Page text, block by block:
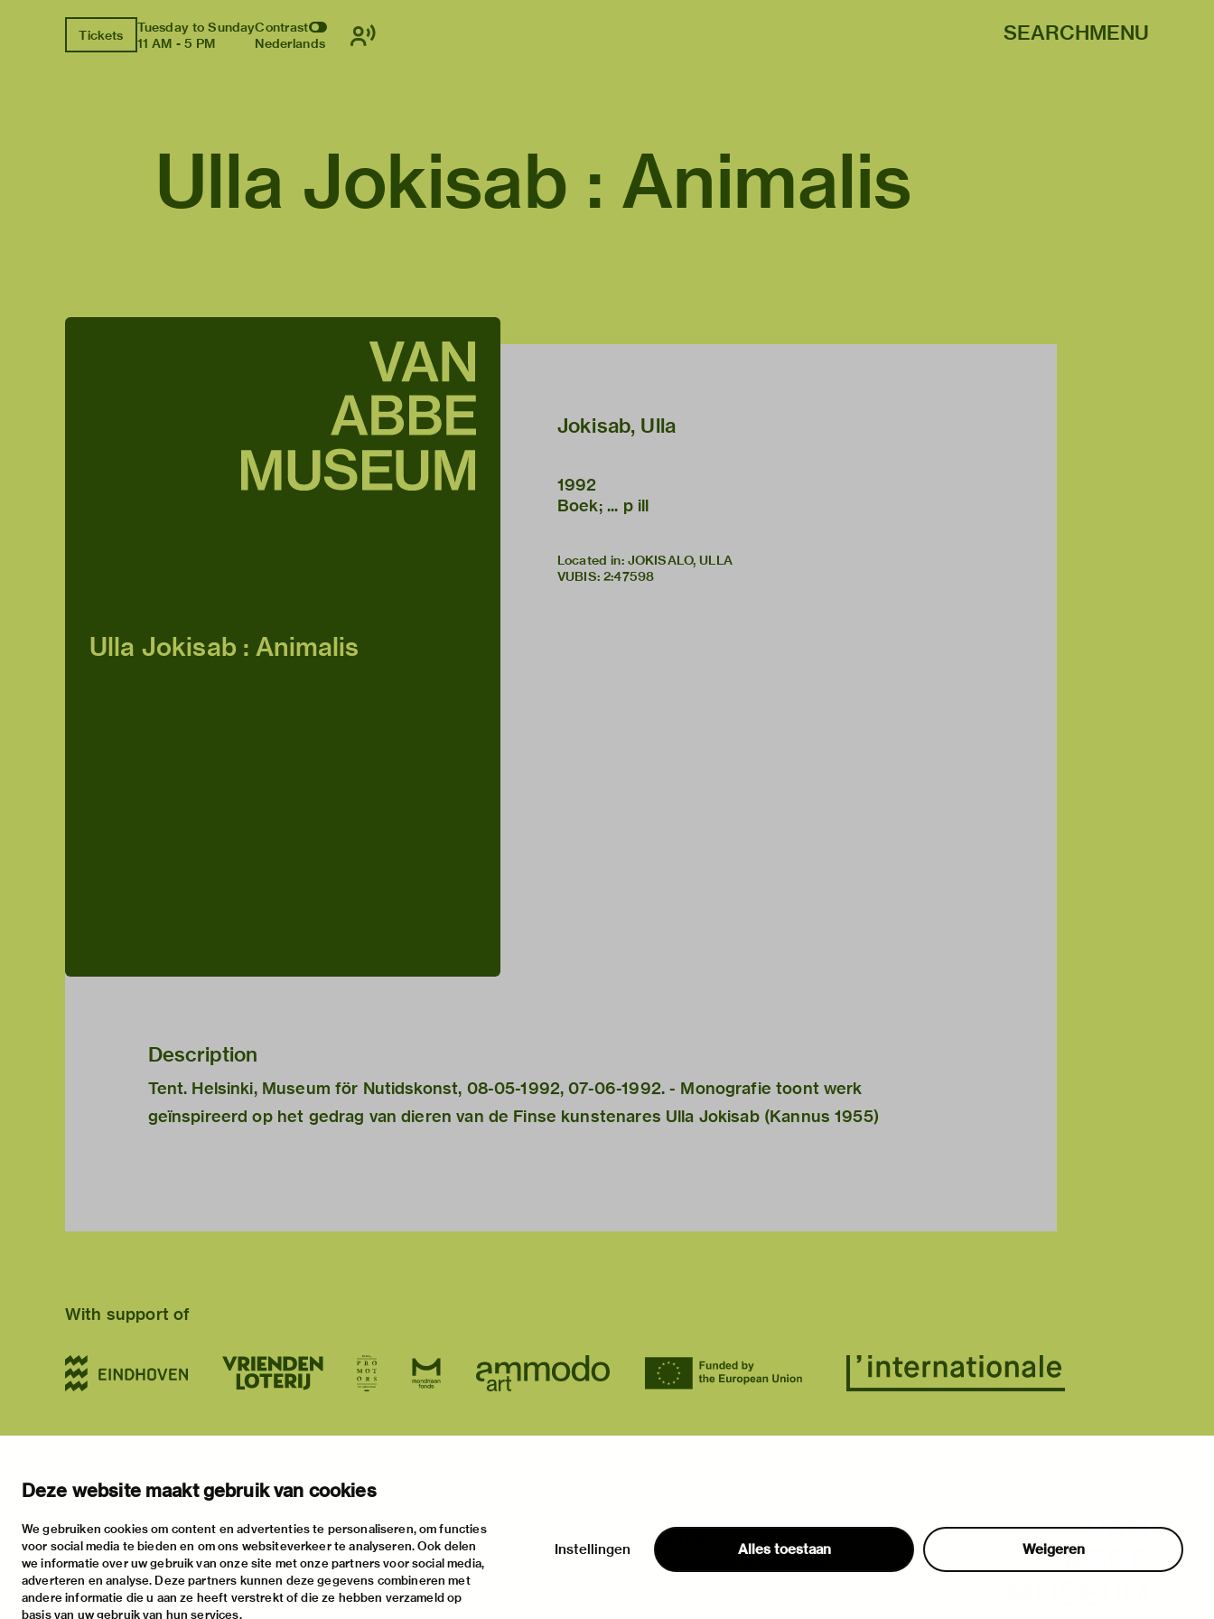
Deze website maakt gebruik van cookies
We gebruiken cookies om content en advertenties te personaliseren, om functies
voor social media te bieden en om ons websiteverkeer te analyseren. Ook delen
we informatie over uw gebruik van onze site met onze partners voor social media,
adverteren en analyse. Deze partners kunnen deze gegevens combineren met
andere informatie die u aan ze heeft verstrekt of die ze hebben verzameld op
basis van uw gebruik van hun services.
Alles toestaan Weigeren
Instellingen
Tickets
Tuesday to Sunday
11 AM - 5 PM
Contrast
Nederlands
SEARCHMENU
Ulla Jokisab : Animalis
Ulla Jokisab : Animalis
Jokisab, Ulla
1992
Boek; ... p ill
Located in: JOKISALO, ULLA
VUBIS: 2:47598
Description
Tent. Helsinki, Museum för Nutidskonst, 08-05-1992, 07-06-1992. - Monografie toont werk
geïnspireerd op het gedrag van dieren van de Finse kunstenares Ulla Jokisab (Kannus 1955)
With support of
newsletter
instagram
twitter
linkedin
stratumsedijk 2 eindhoven
info@vanabbemuseum.nl
exhibitions
practical information
foundations & partners